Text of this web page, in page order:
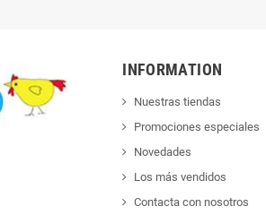
INFORMATION
Nuestras tiendas
Promociones especiales
Novedades
Los más vendidos
Contacta con nosotros